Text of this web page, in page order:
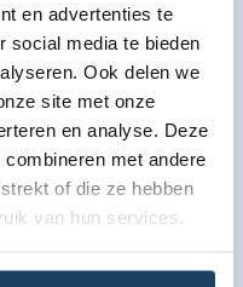
en advertenties te
social media te bieden
Ook delen we
site met onze
en analyse. Deze
met andere
of die ze hebben
van hun services.